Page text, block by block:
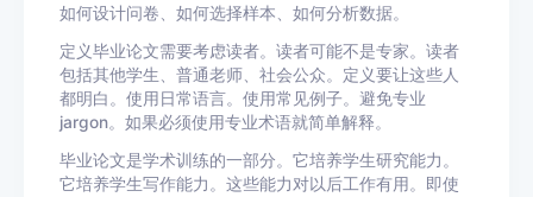
如何设计问卷、如何选择样本、如何分析数据。
定义毕业论文需要考虑读者。读者可能不是专家。读者
包括其他学生、普通老师、社会公众。定义要让这些人
都明白。使用日常语言。使用常见例子。避免专业
jargon。如果必须使用专业术语就简单解释。
毕业论文是学术训练的一部分。它培养学生研究能力。
它培养学生写作能力。这些能力对以后工作有用。即使